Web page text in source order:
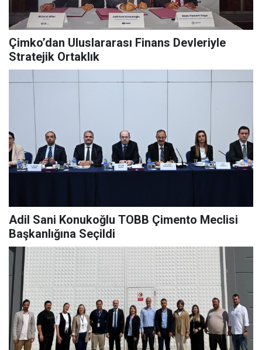
Çimko’dan Uluslararası Finans Devleriyle
Stratejik Ortaklık
Adil Sani Konukoğlu TOBB Çimento Meclisi
Başkanlığına Seçildi